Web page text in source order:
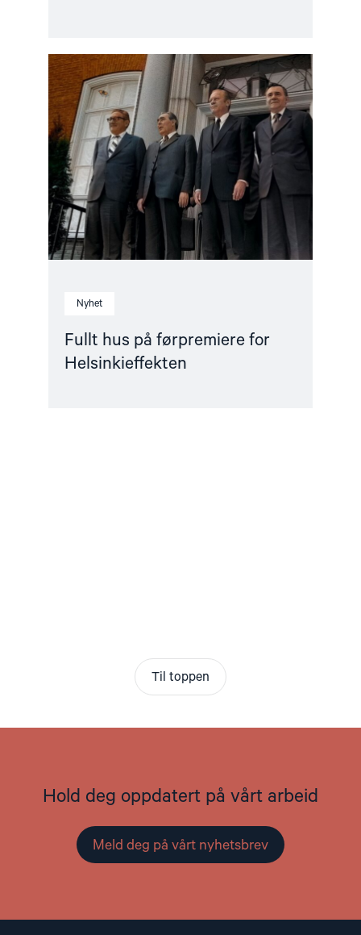
Nyhet
Fullt hus på førpremiere for
Helsinkieffekten
Read
article
"Fullt
hus
på
førpremiere
for
Helsinkieffekten"
Til toppen
Hold deg oppdatert på vårt arbeid
Meld deg på vårt nyhetsbrev